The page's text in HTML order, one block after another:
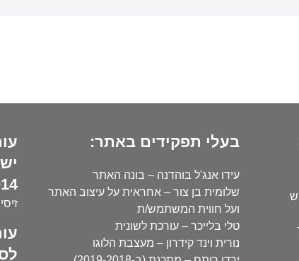
בעלי תפקידים באתר:
עידו אנג'ל בוהדנה – בונה האתר
שלומית בן צור – אחראית על עיצוב האתר
ועל חווית המשתמש/ת
טלי בלייכר – עורכת לשונית
נורית וינד קידרון – מעצבת הלוגו